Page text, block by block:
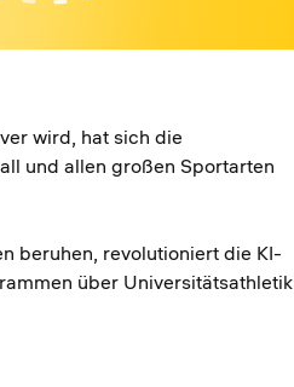
wird, hat sich die
und allen großen Sportarten
beruhen, revolutioniert die KI-
über Universitätsathletik